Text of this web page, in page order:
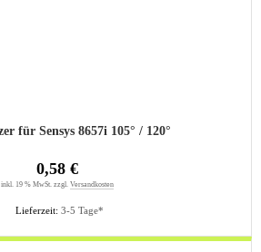
Öffnungswinkelbegrenzer für Sensys 8657i 105° / 120°
Lieferzeit: 3-5 Tage*
0,58 €
inkl. 19 % MwSt. zzgl. Versandkosten